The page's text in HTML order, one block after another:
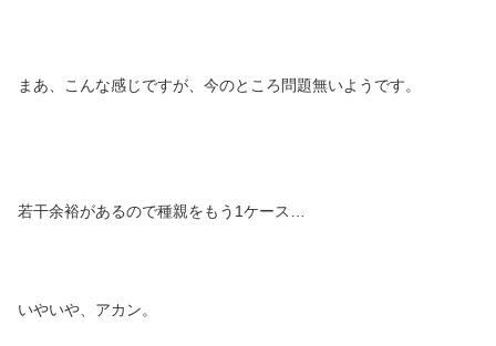
まあ、こんな感じですが、今のところ問題無いようです。
若干余裕があるので種親をもう1ケース…
いやいや、アカン。